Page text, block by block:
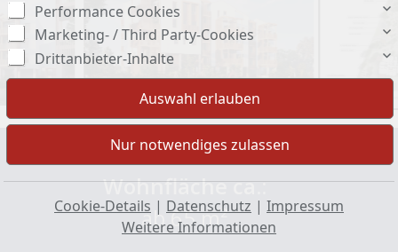
Wohnfläche ca.:
ab 65 m²
Performance Cookies
Marketing- / Third Party-Cookies
Drittanbieter-Inhalte
Cookie-Details | Datenschutz | Impressum
Weitere Informationen